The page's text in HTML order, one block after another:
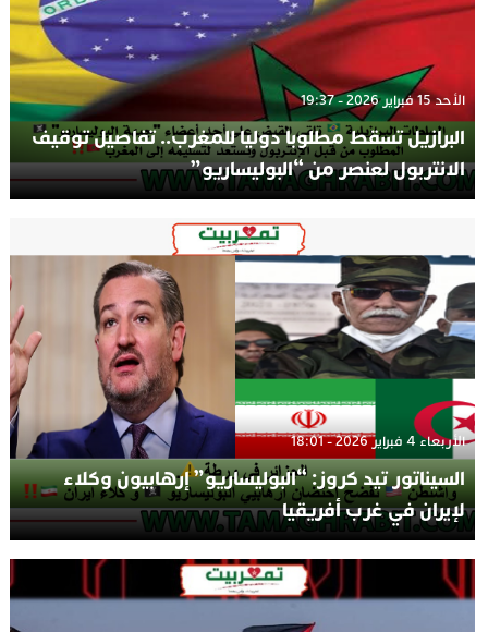
الأحد 15 فبراير 2026 - 19:37
البرازيل تسقط مطلوبا دوليا للمغرب.. تفاصيل توقيف
الانتربول لعنصر من “البوليساريو”
الأربعاء 4 فبراير 2026 - 18:01
السيناتور تيد كروز: “البوليساريو” إرهابيون وكلاء
لإيران في غرب أفريقيا